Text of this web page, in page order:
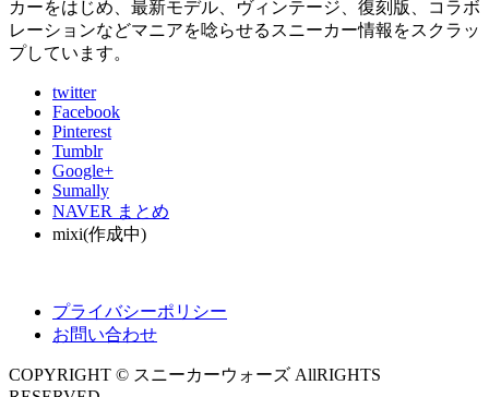
カーをはじめ、最新モデル、ヴィンテージ、復刻版、コラボ
レーションなどマニアを唸らせるスニーカー情報をスクラッ
プしています。
twitter
Facebook
Pinterest
Tumblr
Google+
Sumally
NAVER まとめ
mixi(作成中)
プライバシーポリシー
お問い合わせ
COPYRIGHT © スニーカーウォーズ AllRIGHTS